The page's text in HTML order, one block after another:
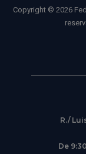
Copyright © 2026
R./
De